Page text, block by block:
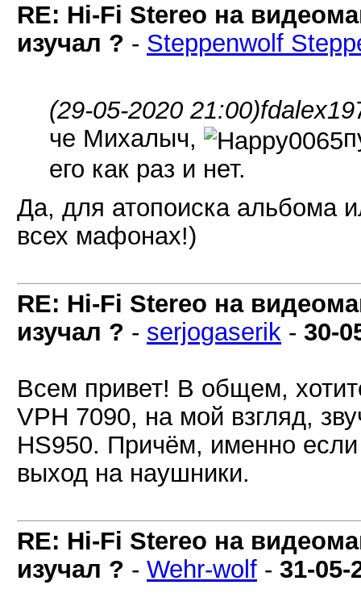
RE: Hi-Fi Stereo на
изучал ? - Steppenwolf
(29-05-2020 21:00)
че Михалыч,
его как раз и нет.
Да, для атопоиска альбома
всех мафонах!)
RE: Hi-Fi Stereo на
изучал ? - serjogaserik - 30-
Всем привет! В общем,
VPH 7090, на мой взгляд,
HS950. Причём, именно если
выход на наушники.
RE: Hi-Fi Stereo на
изучал ? - Wehr-wolf - 31-05-